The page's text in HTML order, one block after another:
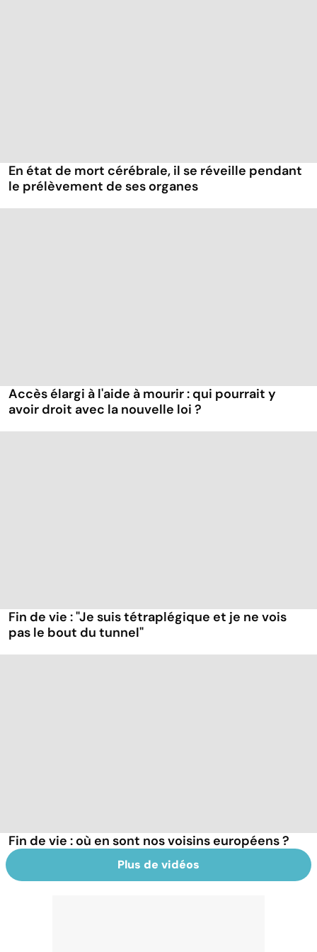
En état de mort cérébrale, il se réveille pendant
le prélèvement de ses organes
Accès élargi à l'aide à mourir : qui pourrait y
avoir droit avec la nouvelle loi ?
Fin de vie : "Je suis tétraplégique et je ne vois
pas le bout du tunnel"
Fin de vie : où en sont nos voisins européens ?
Plus de vidéos